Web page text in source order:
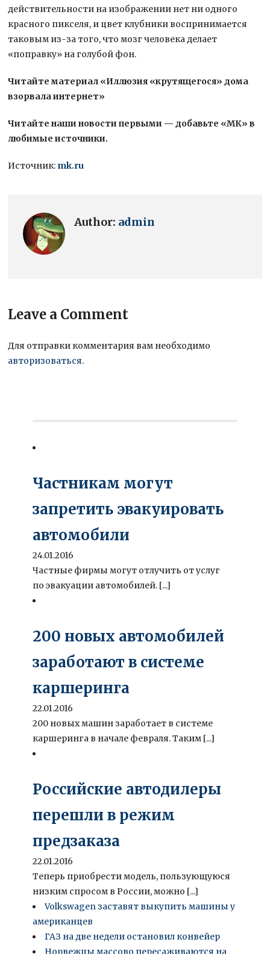
действительности на изображении нет ни одного
красного пикселя, и цвет клубники воспринимается
таковым из-за того, что мозг человека делает
«поправку» на голубой фон.
Читайте материал «Иллюзия «крутящегося» дома
взорвала интернет»
Читайте наши новости первыми — добавьте «МК» в
любимые источники.
Источник: mk.ru
Author: admin
Leave a Comment
Для отправки комментария вам необходимо
авторизоваться.
Частникам могут
запретить эвакуировать
автомобили
24.01.2016
Частные фирмы могут отлучить от услуг
по эвакуации автомобилей. [...]
200 новых автомобилей
заработают в системе
каршеринга
22.01.2016
200 новых машин заработает в системе
каршеринга в начале февраля. Таким [...]
Российские автодилеры
перешли в режим
предзаказа
22.01.2016
Теперь приобрести модель, пользующуюся
низким спросом в России, можно [...]
Volkswagen заставят выкупить машины у
американцев
ГАЗ на две недели остановил конвейер
Норвежцы массово пересаживаются на